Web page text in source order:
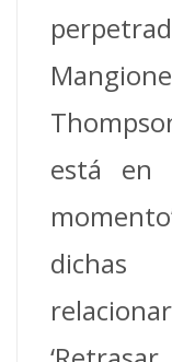
está en
dichas